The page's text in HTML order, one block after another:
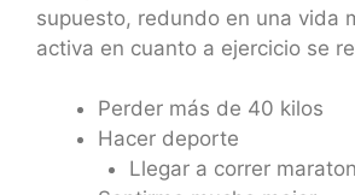
supuesto, redundo en una vida
activa en cuanto a ejercicio se
Perder más de 40 kilos
Hacer deporte
Llegar a correr